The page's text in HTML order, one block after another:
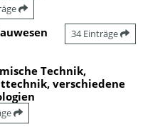
34 Einträge
Technik,
verschiedene